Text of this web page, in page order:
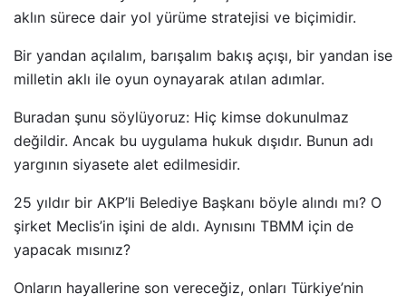
aklın sürece dair yol yürüme stratejisi ve biçimidir.
Bir yandan açılalım, barışalım bakış açışı, bir yandan ise
milletin aklı ile oyun oynayarak atılan adımlar.
Buradan şunu söylüyoruz: Hiç kimse dokunulmaz
değildir. Ancak bu uygulama hukuk dışıdır. Bunun adı
yargının siyasete alet edilmesidir.
25 yıldır bir AKP’li Belediye Başkanı böyle alındı mı? O
şirket Meclis’in işini de aldı. Aynısını TBMM için de
yapacak mısınız?
Onların hayallerine son vereceğiz, onları Türkiye’nin